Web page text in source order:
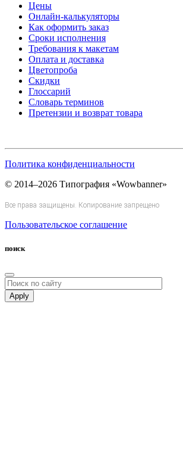
Цены
Онлайн-калькуляторы
Как оформить заказ
Сроки исполнения
Требования к макетам
Оплата и доставка
Цветопроба
Скидки
Глоссарий
Словарь терминов
Претензии и возврат товара
Политика конфиденциальности
© 2014–2026 Типография «Wowbanner»
Все права защищены. Копирование запрещено
Пользовательское соглашение
поиск